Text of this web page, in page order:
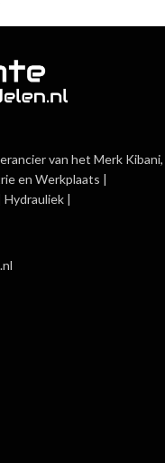
van het Merk Kibani,
en Werkplaats |
|